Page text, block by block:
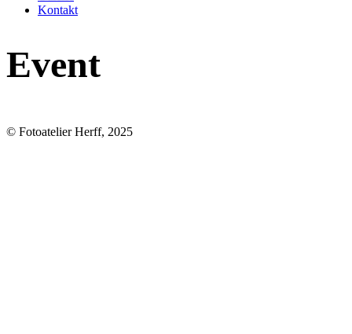
Kontakt
Event
© Fotoatelier Herff, 2025